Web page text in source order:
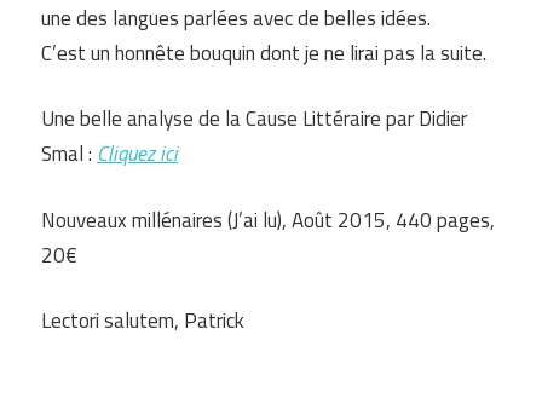
une des langues parlées avec de belles idées.
C’est un honnête bouquin dont je ne lirai pas la suite.
Une belle analyse de la Cause Littéraire par Didier
Smal : Cliquez ici
Nouveaux millénaires (J’ai lu), Août 2015, 440 pages,
20€
Lectori salutem, Patrick